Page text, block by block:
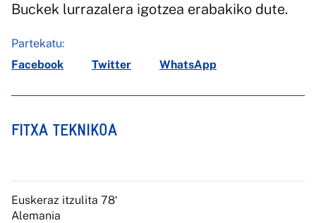
Buckek lurrazalera igotzea erabakiko dute.
Partekatu:
Facebook
Twitter WhatsApp
FITXA TEKNIKOA
Euskeraz itzulita 78′
Alemania